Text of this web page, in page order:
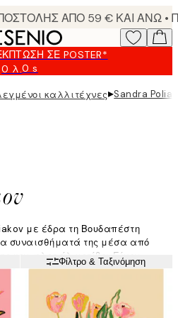
ΣΕ POSTER*
0 λ.0 s
Ισχύει
μέχρι:
2026-
καλλιτέχνες▸Sandra
με έδρα τη Βουδαπέστη
συναισθήματά της μέσα από
και φλοράλ μοτίβα. Είναι
πολύχρωμες παλέτες της και τις
μου ως πολύχρωμη, χαρούμενη
Φίλτρο & Ταξινόμηση